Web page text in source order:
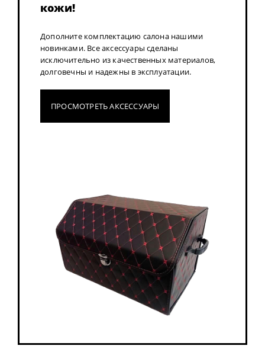
кожи!
Дополните комплектацию салона нашими
новинками. Все аксессуары сделаны
исключительно из качественных материалов,
долговечны и надежны в эксплуатации.
ПРОСМОТРЕТЬ АКСЕССУАРЫ